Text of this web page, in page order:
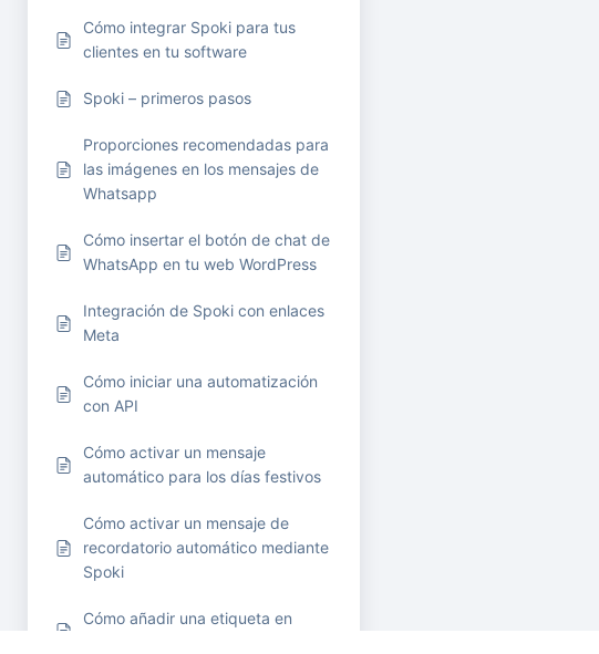
Cómo integrar Spoki para tus
clientes en tu software
Spoki – primeros pasos
Proporciones recomendadas para
las imágenes en los mensajes de
Whatsapp
Cómo insertar el botón de chat de
WhatsApp en tu web WordPress
Integración de Spoki con enlaces
Meta
Cómo iniciar una automatización
con API
Cómo activar un mensaje
automático para los días festivos
Cómo activar un mensaje de
recordatorio automático mediante
Spoki
Cómo añadir una etiqueta en